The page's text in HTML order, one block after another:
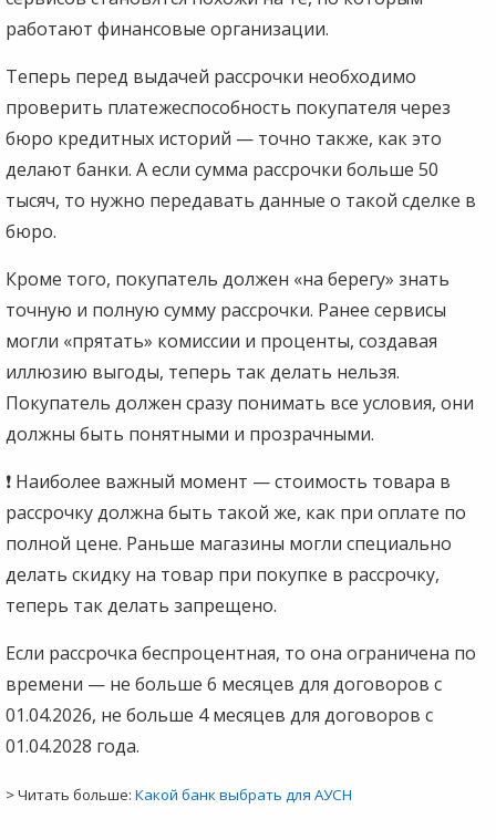
работают финансовые организации.
Теперь перед выдачей рассрочки необходимо
проверить платежеспособность покупателя через
бюро кредитных историй — точно также, как это
делают банки. А если сумма рассрочки больше 50
тысяч, то нужно передавать данные о такой сделке в
бюро.
Кроме того, покупатель должен «на берегу» знать
точную и полную сумму рассрочки. Ранее сервисы
могли «прятать» комиссии и проценты, создавая
иллюзию выгоды, теперь так делать нельзя.
Покупатель должен сразу понимать все условия, они
должны быть понятными и прозрачными.
❗ Наиболее важный момент — стоимость товара в
рассрочку должна быть такой же, как при оплате по
полной цене. Раньше магазины могли специально
делать скидку на товар при покупке в рассрочку,
теперь так делать запрещено.
Если рассрочка беспроцентная, то она ограничена по
времени — не больше 6 месяцев для договоров с
01.04.2026, не больше 4 месяцев для договоров с
01.04.2028 года.
> Читать больше: Какой банк выбрать для АУСН